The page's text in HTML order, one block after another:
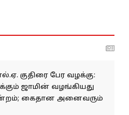
குதிரை பேர வழக்கு:
ஜாமின் வழங்கியது
கைதான அனைவரும்